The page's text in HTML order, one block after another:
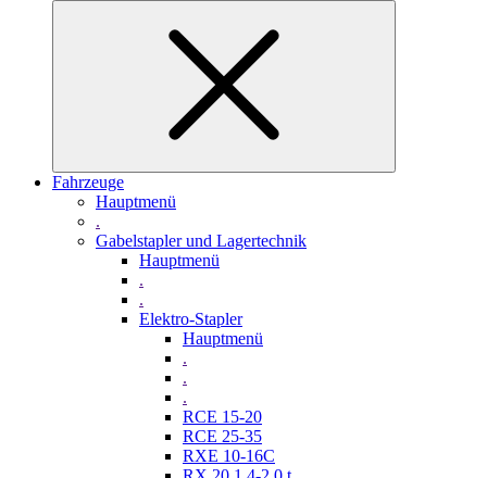
Fahrzeuge
Hauptmenü
.
Gabelstapler und Lagertechnik
Hauptmenü
.
.
Elektro-Stapler
Hauptmenü
.
.
.
RCE 15-20
RCE 25-35
RXE 10-16C